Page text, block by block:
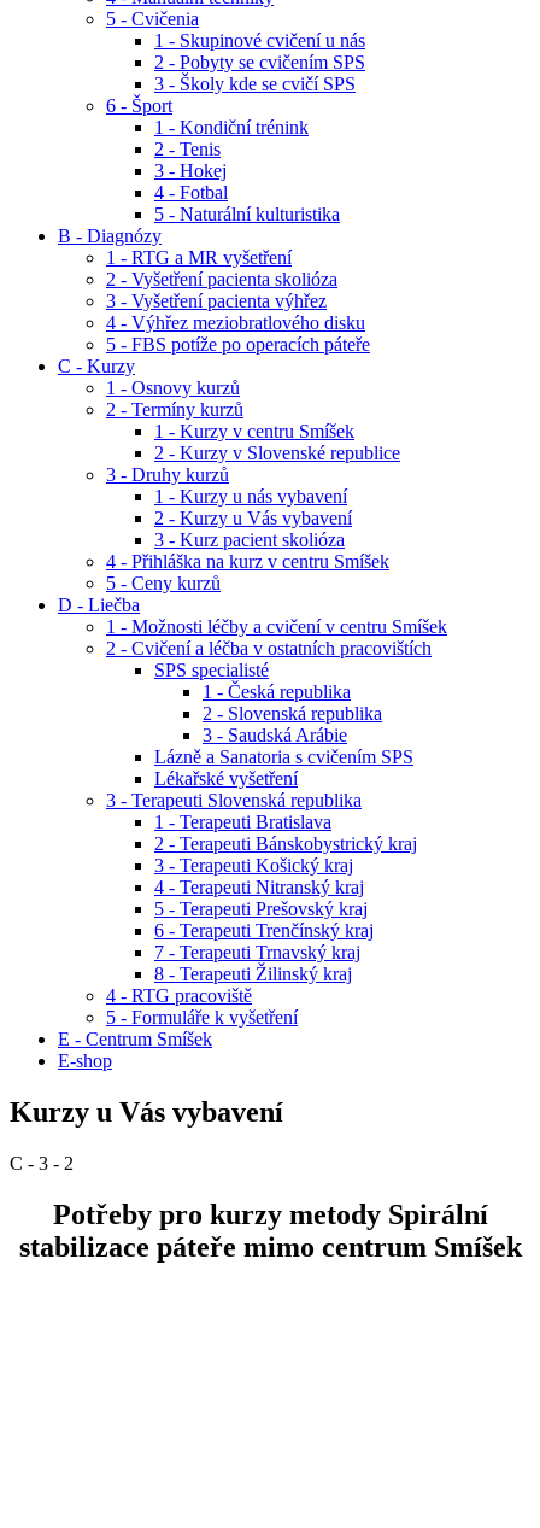
5 - Cvičenia
1 - Skupinové cvičení u nás
2 - Pobyty se cvičením SPS
3 - Školy kde se cvičí SPS
6 - Šport
1 - Kondiční trénink
2 - Tenis
3 - Hokej
4 - Fotbal
5 - Naturální kulturistika
B - Diagnózy
1 - RTG a MR vyšetření
2 - Vyšetření pacienta skolióza
3 - Vyšetření pacienta výhřez
4 - Výhřez meziobratlového disku
5 - FBS potíže po operacích páteře
C - Kurzy
1 - Osnovy kurzů
2 - Termíny kurzů
1 - Kurzy v centru Smíšek
2 - Kurzy v Slovenské republice
3 - Druhy kurzů
1 - Kurzy u nás vybavení
2 - Kurzy u Vás vybavení
3 - Kurz pacient skolióza
4 - Přihláška na kurz v centru Smíšek
5 - Ceny kurzů
D - Liečba
1 - Možnosti léčby a cvičení v centru Smíšek
2 - Cvičení a léčba v ostatních pracovištích
SPS specialisté
1 - Česká republika
2 - Slovenská republika
3 - Saudská Arábie
Lázně a Sanatoria s cvičením SPS
Lékařské vyšetření
3 - Terapeuti Slovenská republika
1 - Terapeuti Bratislava
2 - Terapeuti Bánskobystrický kraj
3 - Terapeuti Košický kraj
4 - Terapeuti Nitranský kraj
5 - Terapeuti Prešovský kraj
6 - Terapeuti Trenčínský kraj
7 - Terapeuti Trnavský kraj
8 - Terapeuti Žilinský kraj
4 - RTG pracoviště
5 - Formuláře k vyšetření
E - Centrum Smíšek
E-shop
Kurzy u Vás vybavení
C - 3 - 2
Potřeby pro kurzy metody Spirální
stabilizace páteře mimo centrum Smíšek